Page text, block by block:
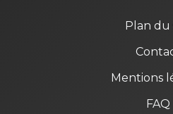
Plan du
Mentions
FAQ